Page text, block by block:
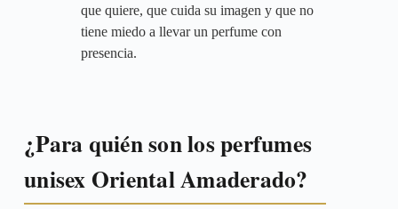
que quiere, que cuida su imagen y que no
tiene miedo a llevar un perfume con
presencia.
¿Para quién son los perfumes
unisex Oriental Amaderado?